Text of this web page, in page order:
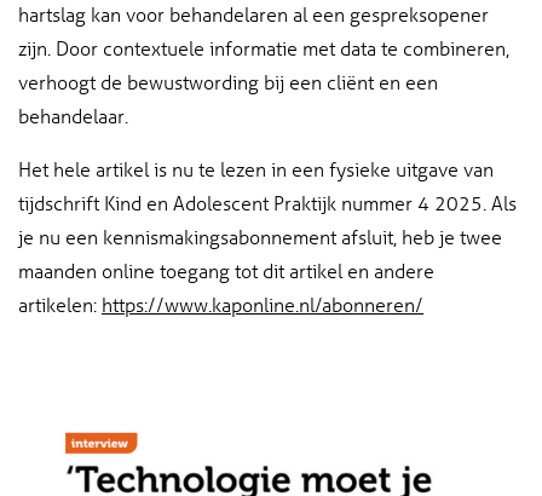
hartslag kan voor behandelaren al een gespreksopener
zijn. Door contextuele informatie met data te combineren,
verhoogt de bewustwording bij een cliënt en een
behandelaar.
Het hele artikel is nu te lezen in een fysieke uitgave van
tijdschrift Kind en Adolescent Praktijk nummer 4 2025. Als
je nu een kennismakingsabonnement afsluit, heb je twee
maanden online toegang tot dit artikel en andere
artikelen: https://www.kaponline.nl/abonneren/